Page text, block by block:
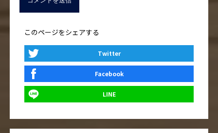
このページをシェアする
Twitter
Facebook
LINE